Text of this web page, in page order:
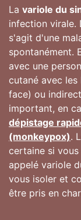
La variole du
infection virale.
s'agit d'une
spontanément.
avec une
cutané avec
face) ou
important, en
dépistage
(monkeypox).
certaine si
appelé variole
vous isoler et
être pris en